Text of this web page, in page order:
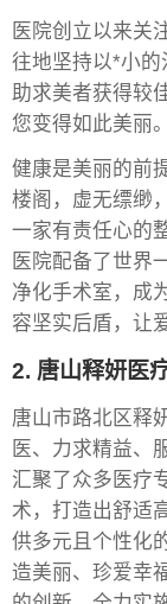
医院创立以来关
往地坚持以*小
助求美者获得较
您变得如此美丽。
健康是美丽的前
楼阁，虚无缥缈
一家有责任心的
医院配备了世界
净化手术室，成
容坚实后盾，让
2. 唐山释妍医
唐山市路北区释
医、力求精益、
汇聚了众多医疗
术，打造出舒适
供多元且个性化
造美丽、珍爱幸